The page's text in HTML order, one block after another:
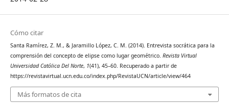
Cómo citar
Santa Ramírez, Z. M., & Jaramillo López, C. M. (2014). Entrevista socrática para la
comprensión del concepto de elipse como lugar geométrico. Revista Virtual
Universidad Católica Del Norte, 1(41), 45–60. Recuperado a partir de
https://revistavirtual.ucn.edu.co/index.php/RevistaUCN/article/view/464
Más formatos de cita